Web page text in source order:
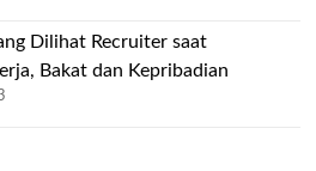
Dilihat Recruiter saat
Bakat dan Kepribadian